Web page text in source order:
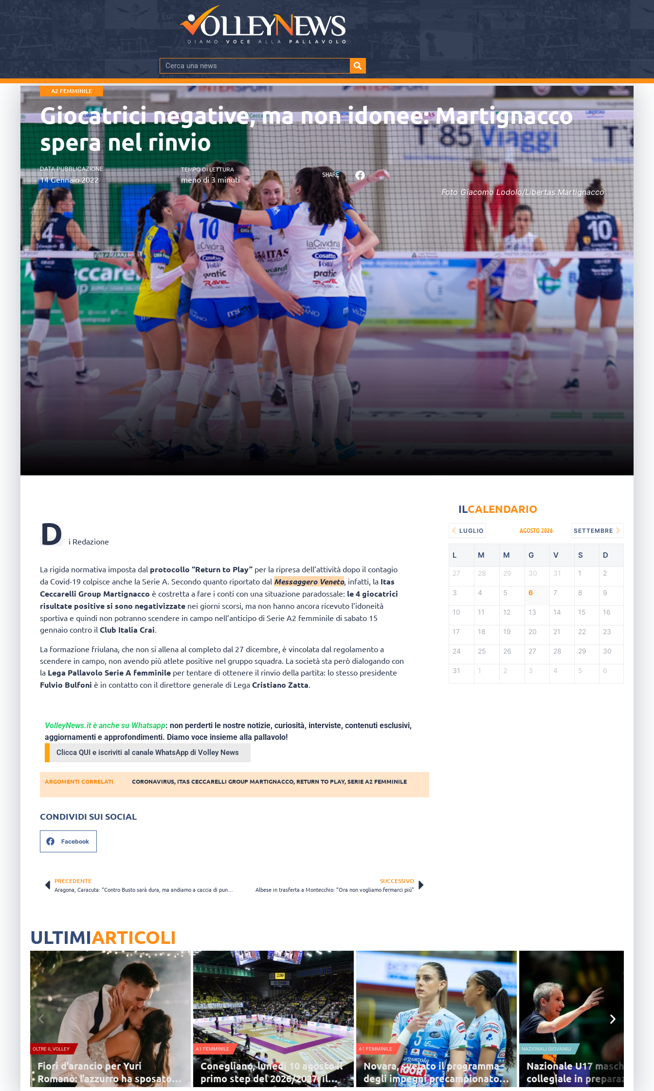
A2 FEMMINILE
Giocatrici negative, ma non idonee: Martignacco
spera nel rinvio
DATA PUBBLICAZIONE
14 Gennaio 2022
TEMPO DI LETTURA
meno di 3 minuti SHARE
Foto Giacomo Lodolo/Libertas Martignacco
D i Redazione
La rigida normativa imposta dal protocollo “Return to Play” per la ripresa dell’attività dopo il contagio
da Covid-19 colpisce anche la Serie A. Secondo quanto riportato dal Messaggero Veneto, infatti, la Itas
Ceccarelli Group Martignacco è costretta a fare i conti con una situazione paradossale: le 4 giocatrici
risultate positive si sono negativizzate nei giorni scorsi, ma non hanno ancora ricevuto l’idoneità
sportiva e quindi non potranno scendere in campo nell’anticipo di Serie A2 femminile di sabato 15
gennaio contro il Club Italia Crai.
La formazione friulana, che non si allena al completo dal 27 dicembre, è vincolata dal regolamento a
scendere in campo, non avendo più atlete positive nel gruppo squadra. La società sta però dialogando con
la Lega Pallavolo Serie A femminile per tentare di ottenere il rinvio della partita: lo stesso presidente
Fulvio Bulfoni è in contatto con il direttore generale di Lega Cristiano Zatta
VolleyNews.it è anche su Whatsapp: non perderti le nostre notizie, curiosità, interviste, contenuti esclusivi,
aggiornamenti e approfondimenti. Diamo voce insieme alla pallavolo!
Clicca QUI e iscriviti al canale WhatsApp di Volley News
ARGOMENTI CORRELATI CORONAVIRUS, ITAS CECCARELLI GROUP MARTIGNACCO, RETURN TO PLAY,SERIE A2 FEMMINILE
CONDIVIDI SUI SOCIAL
Facebook
PRECEDENTE SUCCESSIVO
Albese in trasferta a Montecchio: “Ora non vogliamo fermarci più”
ILCALENDARIO
LUGLIO AGOSTO 2026 SETTEMBRE
L M M G V S D
27 28 29 30 31 1 2
3 4 5 6 7 8 9
10 11 12 13 14 15 16
17 18 19 20 21 22 23
24 25 26 27 28 29 30
31 1 2 3 4 5 6
ULTIMIARTICOLI
OLTRE IL VOLLEY
Fiori d’arancio per Yuri
Romanò: l’azzurro ha sposato
A1 FEMMINILE
Conegliano, lunedì 10 agosto il
primo step del 2026/2027: il
A1 FEMMINILE
Novara, svelato il programma
degli impegni precampionato
NAZIONALI GIOVANILI
Nazionale U17 maschile,
collegiale in preparazione